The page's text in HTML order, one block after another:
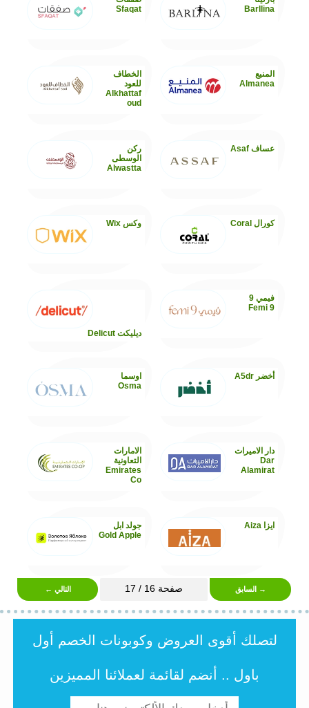
Barllina
Sfaqat
المنيع
Almanea
الخطاف
للعود
Alkhattaf
oud
عساف Asaf
ركن
الوسطى
Alwastta
كورال Coral وكس Wix
فيمي 9
Femi 9
ديليكت Delicut
أخضر A5dr
اوسما
Osma
دار الاميرات
Dar
Alamirat
الامارات
التعاونية
Emirates
Co
ايزا Aiza
جولد ابل
Gold Apple
→ السابق صفحة 16 / 17 التالي ←
لتصلك أقوى العروض وكوبونات الخصم أول
باول .. أنضم لقائمة لعملائنا المميزين